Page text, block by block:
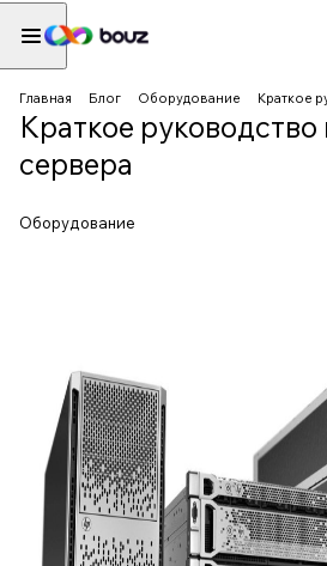
Главная Блог Оборудование Краткое
Краткое
сервера
Оборудование